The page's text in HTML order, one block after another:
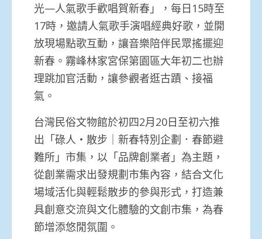
光—人氣歌手歡唱賀新春」，每日15時至
17時， 邀請人氣歌手演唱經典好歌，並開
放現場點歌互動，讓音樂陪伴民眾搖擺迎
新春。霧峰林家宮保第園區大年初二也辦
理跳加官活動， 讓參觀者逛古蹟、接福
氣。
台灣民俗文物館於初四2月20日至初六推
出「碌人・散步｜新春特別企劃．春節避
難所」市集，以「品牌創業者」為主題，
從創業需求出發規劃市集內容，結合文化
場域活化與輕鬆散步的參與形式，打造兼
具創意交流與文化體驗的文創市集，為春
節增添悠閒氛圍。